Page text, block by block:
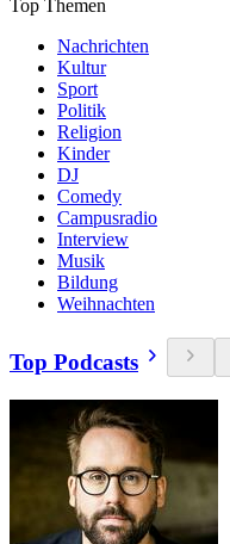
Top Themen
Nachrichten
Kultur
Sport
Politik
Religion
Kinder
DJ
Comedy
Campusradio
Interview
Musik
Bildung
Weihnachten
Top Podcasts